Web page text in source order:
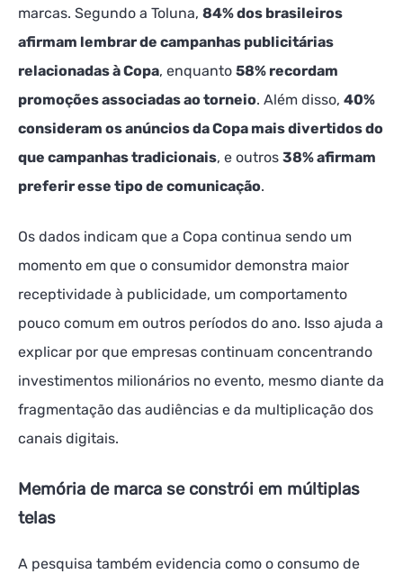
marcas. Segundo a Toluna, 84% dos brasileiros
afirmam lembrar de campanhas publicitárias
relacionadas à Copa, enquanto 58% recordam
promoções associadas ao torneio. Além disso, 40%
consideram os anúncios da Copa mais divertidos do
que campanhas tradicionais, e outros 38% afirmam
preferir esse tipo de comunicação.
Os dados indicam que a Copa continua sendo um
momento em que o consumidor demonstra maior
receptividade à publicidade, um comportamento
pouco comum em outros períodos do ano. Isso ajuda a
explicar por que empresas continuam concentrando
investimentos milionários no evento, mesmo diante da
fragmentação das audiências e da multiplicação dos
canais digitais.
Memória de marca se constrói em múltiplas
telas
A pesquisa também evidencia como o consumo de